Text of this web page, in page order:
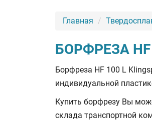
Главная
БОРФРЕЗА
Борфреза HF 100 L
индивидуальной
Купить борфрезу Вы
склада транспортной